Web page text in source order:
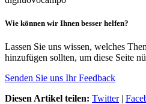
Wie können wir Ihnen besser helfen?
Lassen Sie uns wissen, welches
hinzufügen sollten, um diese Seite
Senden Sie uns Ihr Feedback
Diesen Artikel teilen: Twitter|